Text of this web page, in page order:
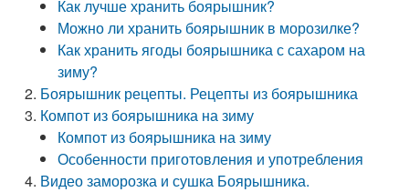
Как лучше хранить боярышник?
Можно ли хранить боярышник в морозилке?
Как хранить ягоды боярышника с сахаром на
зиму?
Боярышник рецепты. Рецепты из боярышника
Компот из боярышника на зиму
Компот из боярышника на зиму
Особенности приготовления и употребления
Видео заморозка и сушка Боярышника.